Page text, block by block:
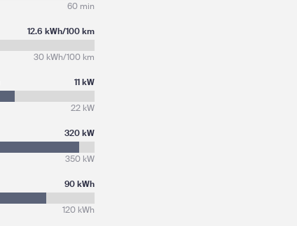
60 min
12.6 kWh/100 km
30 kWh/100 km
11 kW
22 kW
320 kW
350 kW
90 kWh
120 kWh